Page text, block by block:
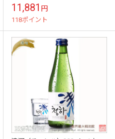
ｌ ２BOX（4０個入） 【送料
は別に発生する商品です。】
11,881 円
118ポイント